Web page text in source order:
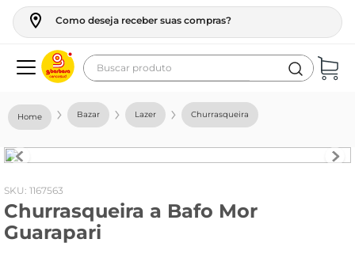
Como deseja receber suas compras?
Buscar produto
Bazar Lazer Churrasqueira
: 1167563
Churrasqueira a Bafo Mor
Guarapari
geladeira
fogao
café
cerveja